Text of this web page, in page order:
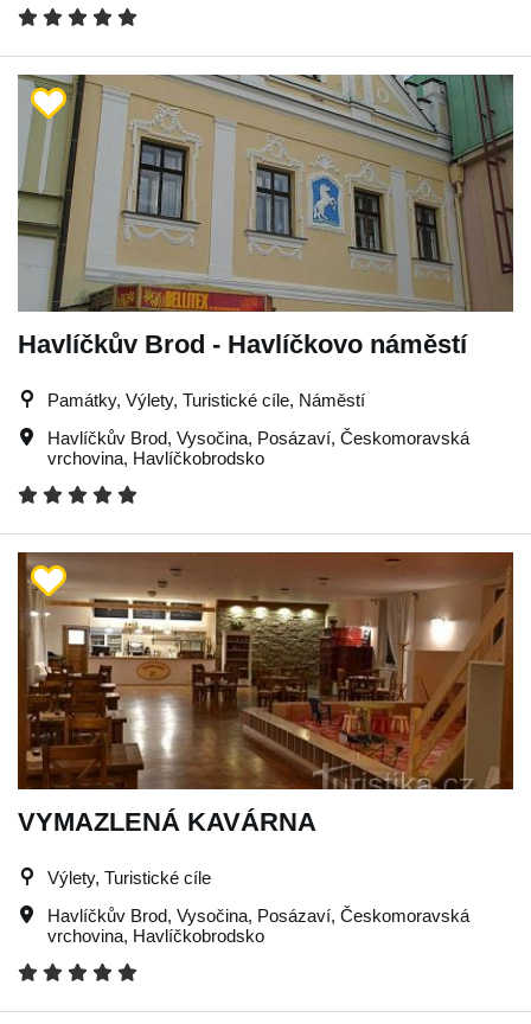
Havlíčkův Brod - Havlíčkovo náměstí
Památky, Výlety, Turistické cíle, Náměstí
Havlíčkův Brod, Vysočina, Posázaví, Českomoravská
vrchovina, Havlíčkobrodsko
VYMAZLENÁ KAVÁRNA
Výlety, Turistické cíle
Havlíčkův Brod, Vysočina, Posázaví, Českomoravská
vrchovina, Havlíčkobrodsko